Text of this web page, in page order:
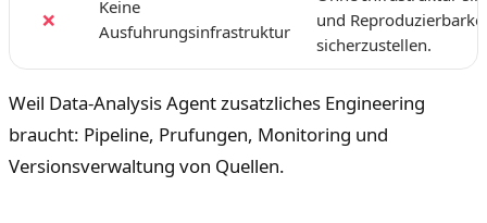
❌
Keine
Ausfuhrungsinfrastruktur
und
sicherzustellen.
Weil Data-Analysis Agent zusatzliches Engineering
braucht: Pipeline, Prufungen, Monitoring und
Versionsverwaltung von Quellen.